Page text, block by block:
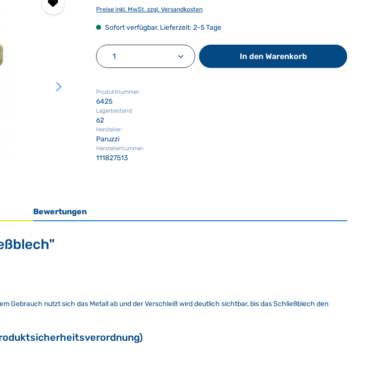
Preise inkl. MwSt. zzgl. Versandkosten
Sofort verfügbar, Lieferzeit: 2-5 Tage
Produkt Anzahl: Gib den gewünschten Wert ein
In den Warenkorb
Produktnummer:
6425
Lagerbestand:
62
Hersteller:
Paruzzi
Herstellernummer:
111827513
Bewertungen
Gebrauch nutzt sich das Metall ab und der Verschleiß wird deutlich sichtbar, bis das Schließblech den